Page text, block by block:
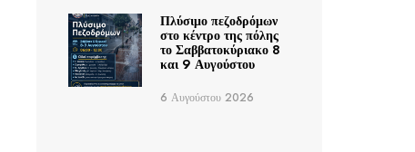
Πλύσιμο πεζοδρόμων
στο κέντρο της πόλης
το Σαββατοκύριακο 8
και 9 Αυγούστου
6 Αυγούστου 2026